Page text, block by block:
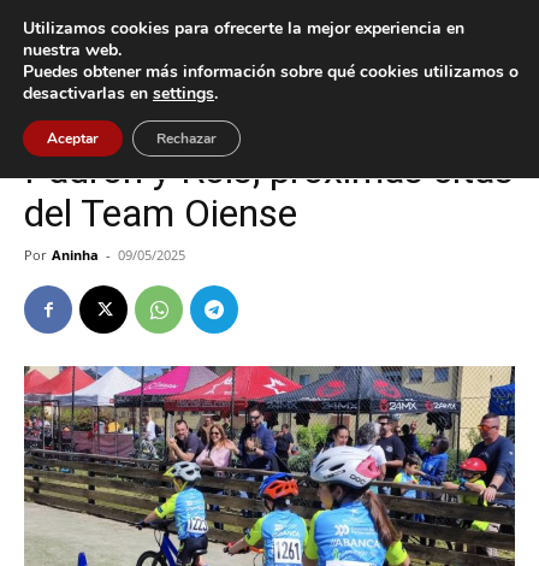
Inicio Deportes
Deportes Oia
Padrón y Rois, próximas citas
del Team Oiense
Por Aninha - 09/05/2025
Utilizamos cookies para ofrecerte la mejor experiencia en
nuestra web.
Puedes obtener más información sobre qué cookies utilizamos o
desactivarlas en settings.
Aceptar Rechazar